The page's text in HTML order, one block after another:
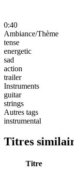
0:40
Ambiance/Thème
tense
energetic
sad
action
trailer
Instruments
guitar
strings
Autres tags
instrumental
Titres
Titre